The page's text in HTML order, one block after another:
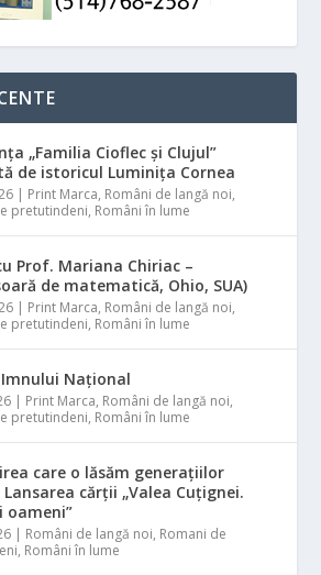
„Familia Cioflec și Clujul”
de istoricul Luminița Cornea
| Print Marca, Români de langă noi,
pretutindeni, Români în lume
Prof. Mariana Chiriac –
de matematică, Ohio, SUA)
| Print Marca, Români de langă noi,
pretutindeni, Români în lume
Național
| Print Marca, Români de langă noi,
pretutindeni, Români în lume
care o lăsăm generațiilor
cărții „Valea Cuțignei.
oameni”
| Români de langă noi, Romani de
, Români în lume